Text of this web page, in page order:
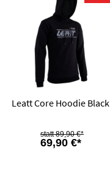
Leatt Core Hoodie Black
69,90 €*
89,90 €*